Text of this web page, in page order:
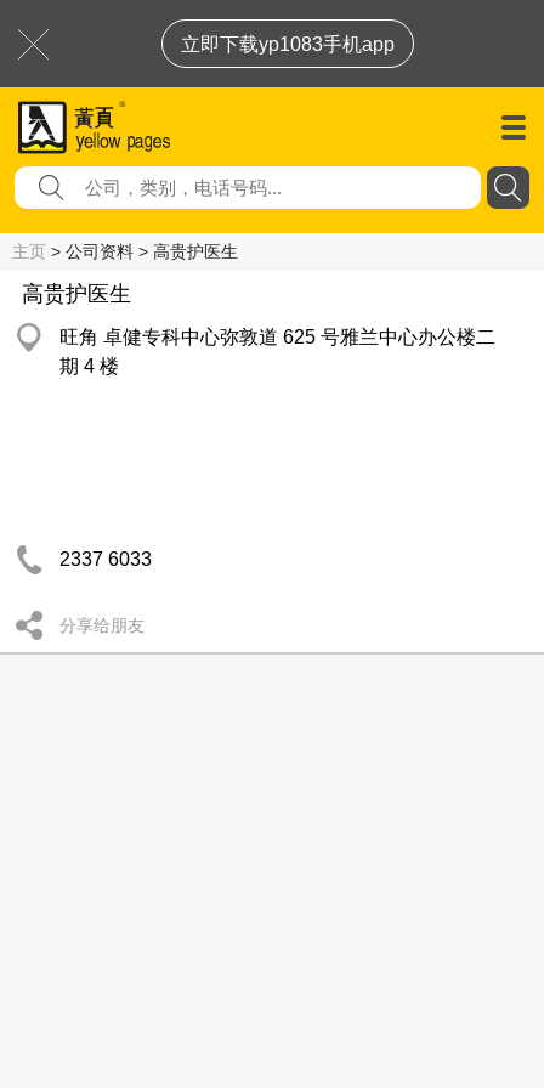
立即下载yp1083手机app
主页 > 公司资料 > 高贵护医生
高贵护医生
旺角 卓健专科中心弥敦道 625 号雅兰中心办公楼二
期 4 楼
2337 6033
分享给朋友